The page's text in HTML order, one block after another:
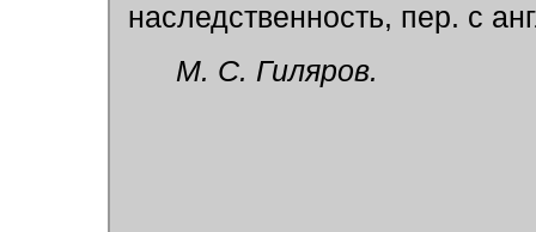
наследственность, пер. с
М. С. Гиляров.